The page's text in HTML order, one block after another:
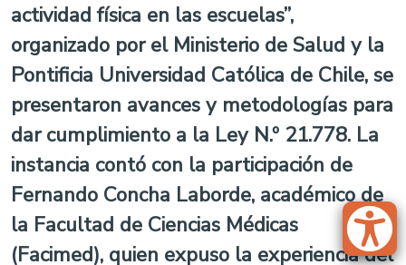
actividad física en las escuelas”,
organizado por el Ministerio de Salud y la
Pontificia Universidad Católica de Chile, se
presentaron avances y metodologías para
dar cumplimiento a la Ley N.º 21.778. La
instancia contó con la participación de
Fernando Concha Laborde, académico de
la Facultad de Ciencias Médicas
(Facimed), quien expuso la experiencia del